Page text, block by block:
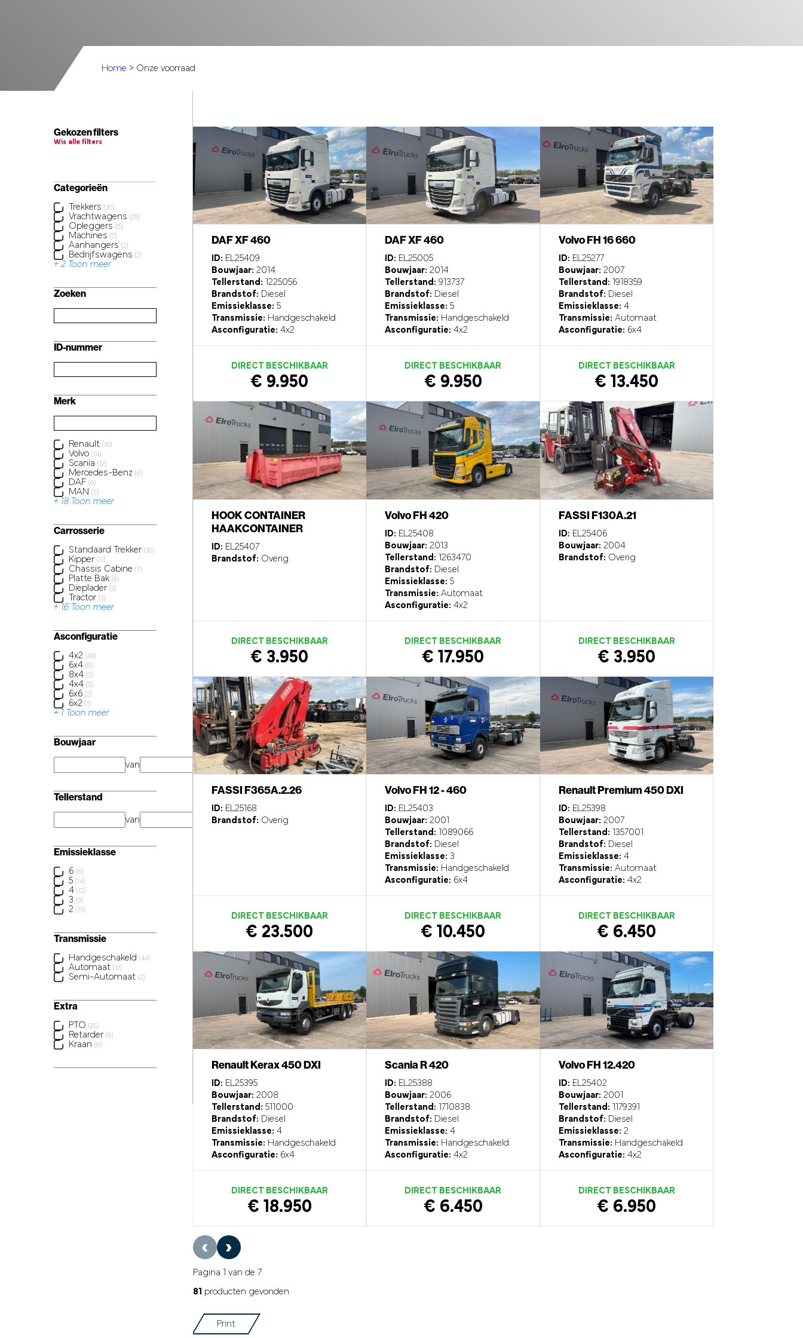
Home > Onze voorraad
Gekozen filters
Wis alle filters
Categorieën
Trekkers (30)
Vrachtwagens (29)
Opleggers (8)
Machines (7)
Aanhangers (2)
Bedrijfswagens (2)
+ 2 Toon meer
Zoeken
ID-nummer
Merk
Renault (16)
Volvo (14)
Scania (12)
Mercedes-Benz (6)
DAF (6)
MAN (5)
+ 18 Toon meer
Carrosserie
Standaard Trekker (30)
Kipper (11)
Chassis Cabine (7)
Platte Bak (6)
Dieplader (3)
Tractor (3)
+ 16 Toon meer
Asconfiguratie
4x2 (43)
6x4 (8)
8x4 (7)
4x4 (3)
6x6 (2)
6x2 (1)
+ 1 Toon meer
Bouwjaar
van jaar
Tellerstand
van km
Emissieklasse
6 (6)
5 (14)
4 (12)
3 (9)
2 (19)
Transmissie
Handgeschakeld (44)
Automaat (17)
Semi-Automaat (2)
Extra
PTO (25)
Retarder (8)
Kraan (6)
DAF XF 460
ID: EL25409
Bouwjaar: 2014
Tellerstand: 1225056
Brandstof: Diesel
Emissieklasse: 5
Transmissie: Handgeschakeld
Asconfiguratie: 4x2
DIRECT BESCHIKBAAR
€ 9.950
DAF XF 460
ID: EL25005
Bouwjaar: 2014
Tellerstand: 913737
Brandstof: Diesel
Emissieklasse: 5
Transmissie: Handgeschakeld
Asconfiguratie: 4x2
DIRECT BESCHIKBAAR
€ 9.950
Volvo FH 16 660
ID: EL25277
Bouwjaar: 2007
Tellerstand: 1918359
Brandstof: Diesel
Emissieklasse: 4
Transmissie: Automaat
Asconfiguratie: 6x4
DIRECT BESCHIKBAAR
€ 13.450
HOOK CONTAINER
HAAKCONTAINER
ID: EL25407
Brandstof: Overig
DIRECT BESCHIKBAAR
€ 3.950
Volvo FH 420
ID: EL25408
Bouwjaar: 2013
Tellerstand: 1263470
Brandstof: Diesel
Emissieklasse: 5
Transmissie: Automaat
Asconfiguratie: 4x2
DIRECT BESCHIKBAAR
€ 17.950
FASSI F130A.21
ID: EL25406
Bouwjaar: 2004
Brandstof: Overig
DIRECT BESCHIKBAAR
€ 3.950
FASSI F365A.2.26
ID: EL25168
Brandstof: Overig
DIRECT BESCHIKBAAR
€ 23.500
Volvo FH 12 - 460
ID: EL25403
Bouwjaar: 2001
Tellerstand: 1089066
Brandstof: Diesel
Emissieklasse: 3
Transmissie: Handgeschakeld
Asconfiguratie: 6x4
DIRECT BESCHIKBAAR
€ 10.450
Renault Premium 450 DXI
ID: EL25398
Bouwjaar: 2007
Tellerstand: 1357001
Brandstof: Diesel
Emissieklasse: 4
Transmissie: Automaat
Asconfiguratie: 4x2
DIRECT BESCHIKBAAR
€ 6.450
Renault Kerax 450 DXI
ID: EL25395
Bouwjaar: 2008
Tellerstand: 511000
Brandstof: Diesel
Emissieklasse: 4
Transmissie: Handgeschakeld
Asconfiguratie: 6x4
DIRECT BESCHIKBAAR
€ 18.950
Scania R 420
ID: EL25388
Bouwjaar: 2006
Tellerstand: 1710838
Brandstof: Diesel
Emissieklasse: 4
Transmissie: Handgeschakeld
Asconfiguratie: 4x2
DIRECT BESCHIKBAAR
€ 6.450
Volvo FH 12.420
ID: EL25402
Bouwjaar: 2001
Tellerstand: 1179391
Brandstof: Diesel
Emissieklasse: 2
Transmissie: Handgeschakeld
Asconfiguratie: 4x2
DIRECT BESCHIKBAAR
€ 6.950
‹ ›
Pagina 1 van de 7
81 producten gevonden
Print